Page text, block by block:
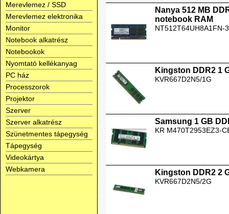
Merevlemez / SSD
Merevlemez elektronika
Monitor
Notebook alkatrész
Notebookok
Nyomtató kellékanyag
PC ház
Processzorok
Projektor
Szerver
Szerver alkatrész
Szünetmentes tápegység
Tápegység
Videokártya
Webkamera
Nanya 512 MB
notebook RAM
NT512T64UH8A1FN-
Kingston DDR2 1
KVR667D2N5/1G
Samsung 1 GB
KR M470T2953EZ3-
Kingston DDR2 2
KVR667D2N5/2G